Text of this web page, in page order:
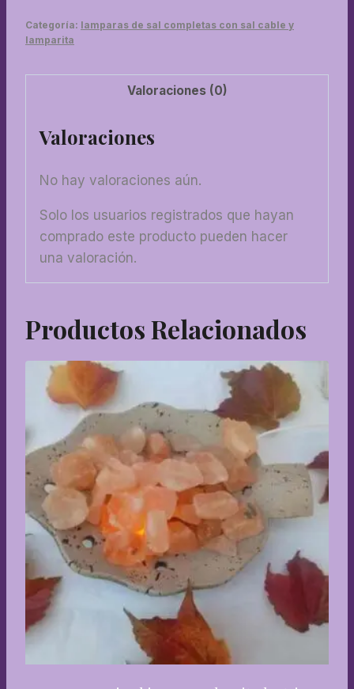
y
electric
Categoría: lamparas de sal completas con sal cable y
lamparita
Valoraciones (0)
Valoraciones
No hay valoraciones aún.
Solo los usuarios registrados que hayan
comprado este producto pueden hacer
una valoración.
Productos Relacionados